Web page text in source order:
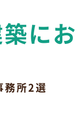
にお
務所2選